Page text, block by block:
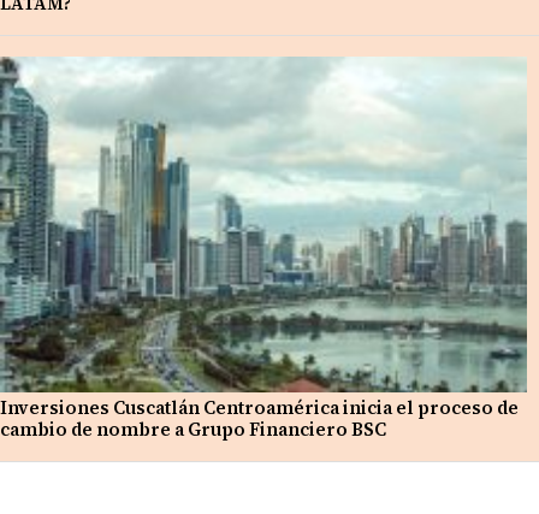
Inversiones Cuscatlán Centroamérica inicia el proceso de
cambio de nombre a Grupo Financiero BSC